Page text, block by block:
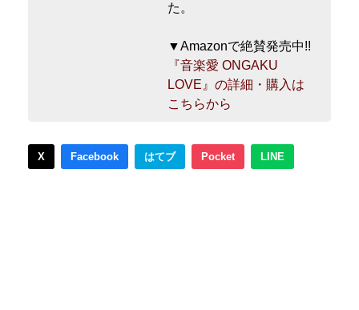
た。
▼Amazonで絶賛発売中!!
『音楽愛 ONGAKU
LOVE』の詳細・購入は
こちらから
X Facebook はてブ Pocket LINE